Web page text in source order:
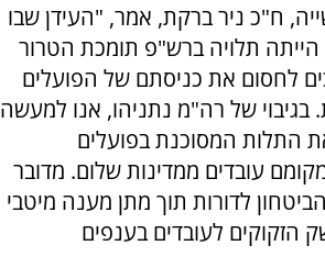
ח"כ ניר ברקת, אמר, "העידן שבו
תלויה ברש"פ תומכת הטרור
לחסום את כניסתם של הפועלים
של רה"מ נתניהו, אנו למעשה
התלות המסוכנת בפועלים
עובדים ממדינות שלום. מדובר
לדורות תוך מתן מענה מיטבי
הזקוקים לעובדים בענפים